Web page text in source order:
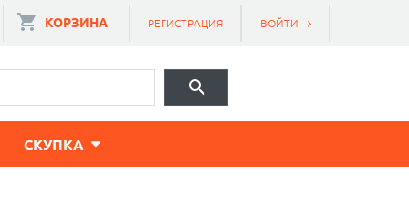
ВОЙТИ
РЕГИСТРАЦИЯ
КОРЗИНА
CКУПКА